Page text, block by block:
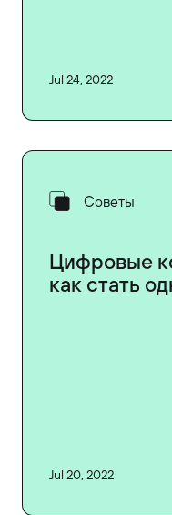
Jul 24, 2022
Советы
Цифровые
как стать
Jul 20, 2022